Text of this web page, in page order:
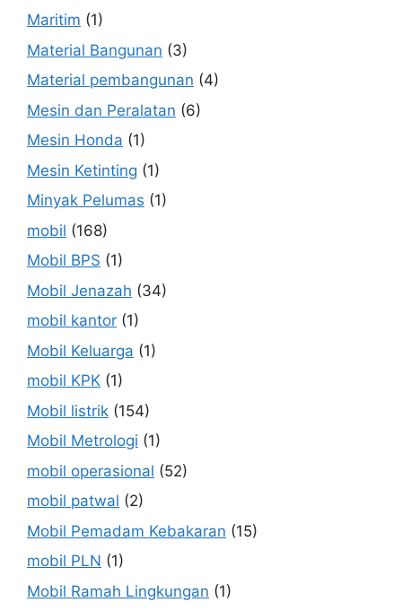
Maritim (1)
Material Bangunan (3)
Material pembangunan (4)
Mesin dan Peralatan (6)
Mesin Honda (1)
Mesin Ketinting (1)
Minyak Pelumas (1)
mobil (168)
Mobil BPS (1)
Mobil Jenazah (34)
mobil kantor (1)
Mobil Keluarga (1)
mobil KPK (1)
Mobil listrik (154)
Mobil Metrologi (1)
mobil operasional (52)
mobil patwal (2)
Mobil Pemadam Kebakaran (15)
mobil PLN (1)
Mobil Ramah Lingkungan (1)